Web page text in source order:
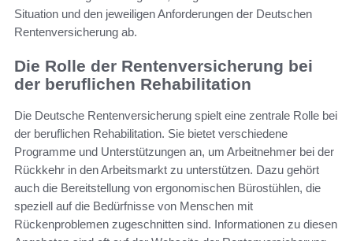
Situation und den jeweiligen Anforderungen der Deutschen
Rentenversicherung ab.
Die Rolle der Rentenversicherung bei
der beruflichen Rehabilitation
Die Deutsche Rentenversicherung spielt eine zentrale Rolle bei
der beruflichen Rehabilitation. Sie bietet verschiedene
Programme und Unterstützungen an, um Arbeitnehmer bei der
Rückkehr in den Arbeitsmarkt zu unterstützen. Dazu gehört
auch die Bereitstellung von ergonomischen Bürostühlen, die
speziell auf die Bedürfnisse von Menschen mit
Rückenproblemen zugeschnitten sind. Informationen zu diesen